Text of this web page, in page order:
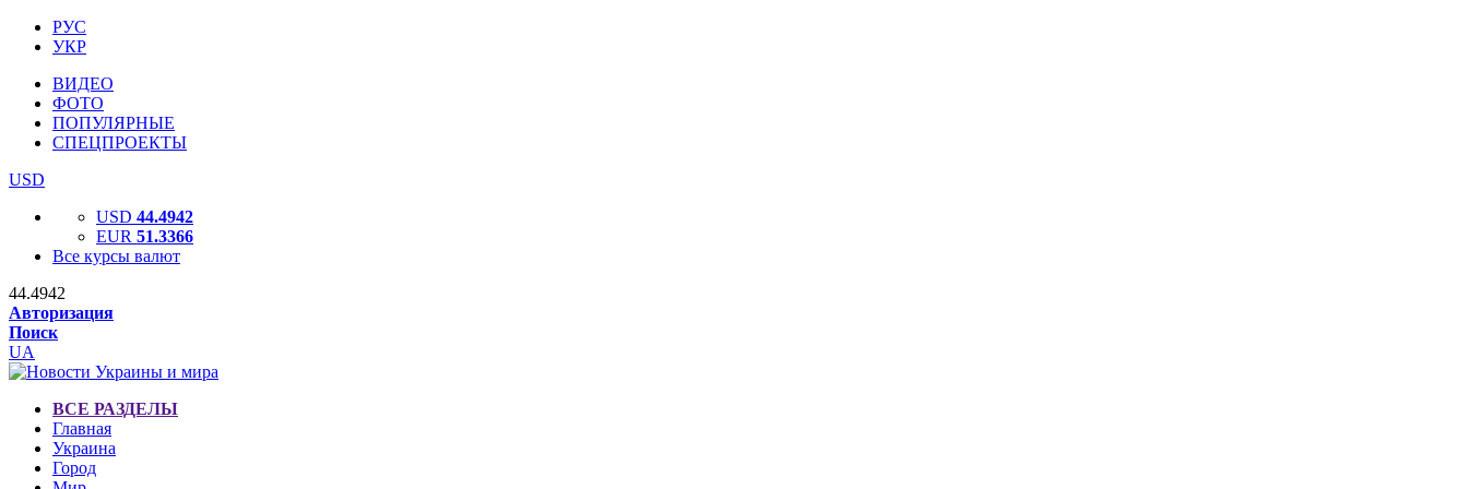
РУС
УКР
ВИДЕО
ФОТО
ПОПУЛЯРНЫЕ
СПЕЦПРОЕКТЫ
USD
USD 44.4942
EUR 51.3366
Все курсы валют
44.4942
Авторизация
Поиск
UA
ВСЕ РАЗДЕЛЫ
Главная
Украина
Город